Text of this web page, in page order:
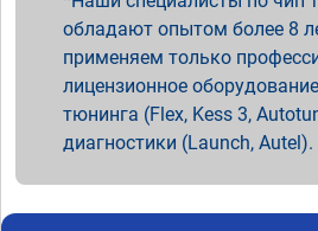
обладают опытом более 8
применяем только
лицензионное
тюнинга (Flex, Kess 3,
диагностики (Launch, Autel).